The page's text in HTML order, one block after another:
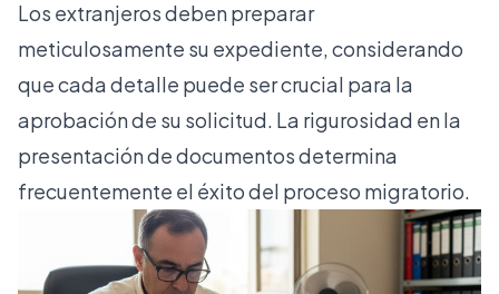
Los extranjeros deben preparar
meticulosamente su expediente, considerando
que cada detalle puede ser crucial para la
aprobación de su solicitud. La rigurosidad en la
presentación de documentos determina
frecuentemente el éxito del proceso migratorio.